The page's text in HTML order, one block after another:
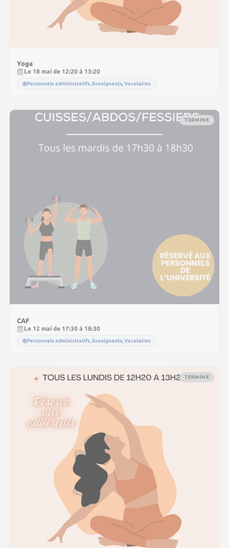
Yoga
Le 18 mai de 12:20 à 13:20
Personnels administratifs, Enseignants, Vacataires
TERMINE
CAF
Le 12 mai de 17:30 à 18:30
Personnels administratifs, Enseignants, Vacataires
TERMINE